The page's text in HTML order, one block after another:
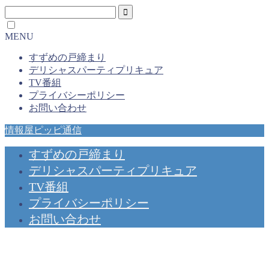
MENU
すずめの戸締まり
デリシャスパーティプリキュア
TV番組
プライバシーポリシー
お問い合わせ
情報屋ピッピ通信
すずめの戸締まり
デリシャスパーティプリキュア
TV番組
プライバシーポリシー
お問い合わせ